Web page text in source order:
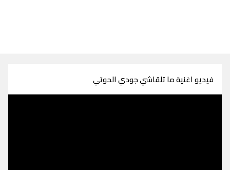
فيديو اغنية ما تلقاشي جودي الحوتي